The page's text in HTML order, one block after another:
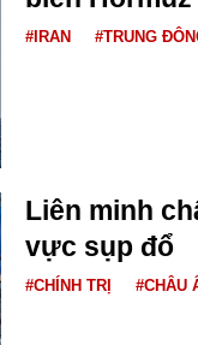
#IRAN #TRUNG
Liên minh
vực sụp đổ
#CHÍNH TRỊ #CHÂU